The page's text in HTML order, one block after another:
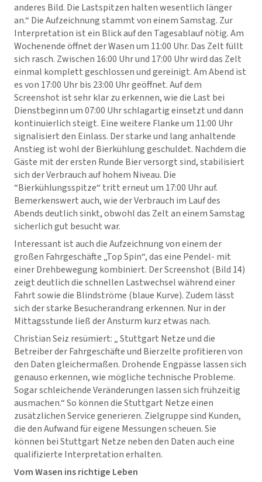
anderes Bild. Die Lastspitzen halten wesentlich länger
an.“ Die Aufzeichnung stammt von einem Samstag. Zur
Interpretation ist ein Blick auf den Tagesablauf nötig. Am
Wochenende öffnet der Wasen um 11:00 Uhr. Das Zelt füllt
sich rasch. Zwischen 16:00 Uhr und 17:00 Uhr wird das Zelt
einmal komplett geschlossen und gereinigt. Am Abend ist
es von 17:00 Uhr bis 23:00 Uhr geöffnet. Auf dem
Screenshot ist sehr klar zu erkennen, wie die Last bei
Dienstbeginn um 07:00 Uhr schlagartig einsetzt und dann
kontinuierlich steigt. Eine weitere Flanke um 11:00 Uhr
signalisiert den Einlass. Der starke und lang anhaltende
Anstieg ist wohl der Bierkühlung geschuldet. Nachdem die
Gäste mit der ersten Runde Bier versorgt sind, stabilisiert
sich der Verbrauch auf hohem Niveau. Die
“Bierkühlungsspitze“ tritt erneut um 17:00 Uhr auf.
Bemerkenswert auch, wie der Verbrauch im Lauf des
Abends deutlich sinkt, obwohl das Zelt an einem Samstag
sicherlich gut besucht war.
Interessant ist auch die Aufzeichnung von einem der
großen Fahrgeschäfte „Top Spin“, das eine Pendel- mit
einer Drehbewegung kombiniert. Der Screenshot (Bild 14)
zeigt deutlich die schnellen Lastwechsel während einer
Fahrt sowie die Blindströme (blaue Kurve). Zudem lässt
sich der starke Besucherandrang erkennen. Nur in der
Mittagsstunde ließ der Ansturm kurz etwas nach.
Christian Seiz resümiert: „ Stuttgart Netze und die
Betreiber der Fahrgeschäfte und Bierzelte profitieren von
den Daten gleichermaßen. Drohende Engpässe lassen sich
genauso erkennen, wie mögliche technische Probleme.
Sogar schleichende Veränderungen lassen sich frühzeitig
ausmachen.“ So können die Stuttgart Netze einen
zusätzlichen Service generieren. Zielgruppe sind Kunden,
die den Aufwand für eigene Messungen scheuen. Sie
können bei Stuttgart Netze neben den Daten auch eine
qualifizierte Interpretation erhalten.
Vom Wasen ins richtige Leben